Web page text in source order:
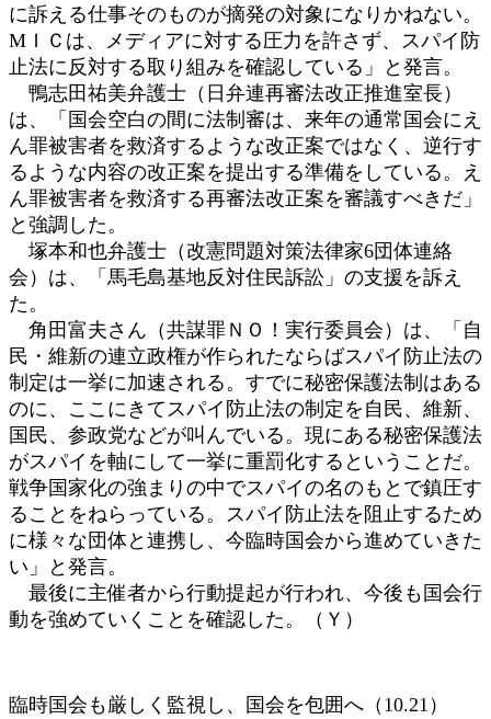
に訴える仕事そのものが摘発の対象になりかねない。
МＩＣは、メディアに対する圧力を許さず、スパイ防
止法に反対する取り組みを確認している」と発言。
鴨志田祐美弁護士（日弁連再審法改正推進室長）
は、「国会空白の間に法制審は、来年の通常国会にえ
ん罪被害者を救済するような改正案ではなく、逆行す
るような内容の改正案を提出する準備をしている。え
ん罪被害者を救済する再審法改正案を審議すべきだ」
と強調した。
塚本和也弁護士（改憲問題対策法律家6団体連絡
会）は、「馬毛島基地反対住民訴訟」の支援を訴え
た。
角田富夫さん（共謀罪ＮＯ！実行委員会）は、「自
民・維新の連立政権が作られたならばスパイ防止法の
制定は一挙に加速される。すでに秘密保護法制はある
のに、ここにきてスパイ防止法の制定を自民、維新、
国民、参政党などが叫んでいる。現にある秘密保護法
がスパイを軸にして一挙に重罰化するということだ。
戦争国家化の強まりの中でスパイの名のもとで鎮圧す
ることをねらっている。スパイ防止法を阻止するため
に様々な団体と連携し、今臨時国会から進めていきた
い」と発言。
最後に主催者から行動提起が行われ、今後も国会行
動を強めていくことを確認した。（Ｙ）
臨時国会も厳しく監視し、国会を包囲へ（10.21）